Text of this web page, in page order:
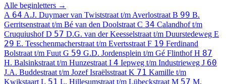
Alle beginletters →
A 64 A.J. Duymaer van Twiststraat t/m Averlostraat B 99 B.
Gerritsenstraat t/m Bé van den Doolstraat C 34 Calandhof t/m
CruquiushofD 57 D.G. van der Keesselstraat t/m Duurstedeweg E
29 E. Tesschenmacherstraat t/m Evertsstraat F 19 Ferdinand
Bolstraat t/m Fuut G 59 G.D. Jordensplein t/m Gé FlinthofH 87
H. Balsinkstraat t/m Hunzestraat I 4 Iepweg t/m Industrieweg J 60
J.A. Buddestraat t/m Jozef Israëlsstraat K 71 Kamille t/m
Kwikstaart L 51 L. Hillesumstraat t/m Lübeckstraat M 57 M.